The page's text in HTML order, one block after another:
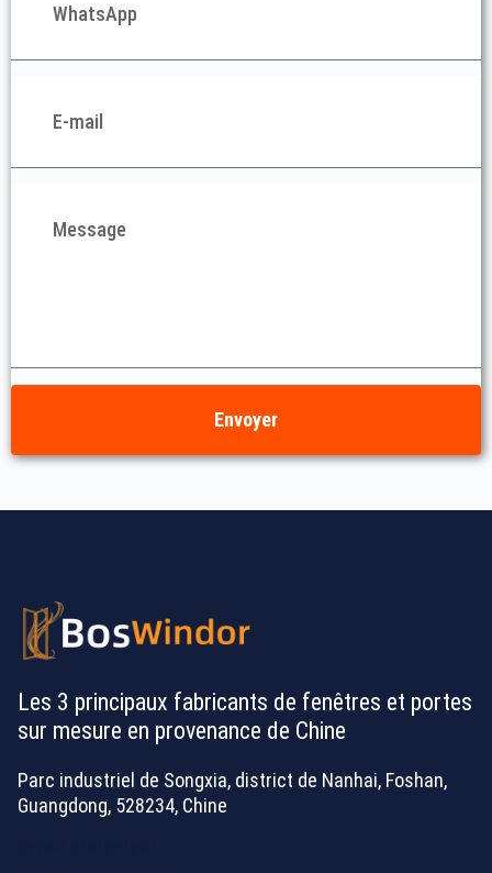
Envoyer
Les 3 principaux fabricants de fenêtres et portes
sur mesure en provenance de Chine
Parc industriel de Songxia, district de Nanhai, Foshan,
Guangdong, 528234, Chine